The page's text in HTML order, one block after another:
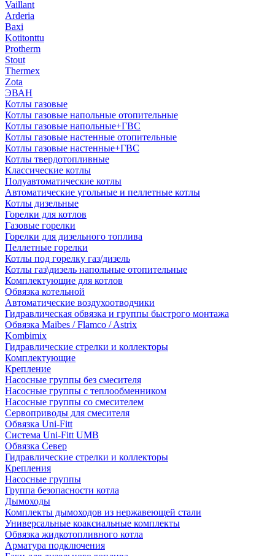
Vaillant
Arderia
Baxi
Kotitonttu
Protherm
Stout
Thermex
Zota
ЭВАН
Котлы газовые
Котлы газовые напольные отопительные
Котлы газовые напольные+ГВС
Котлы газовые настенные отопительные
Котлы газовые настенные+ГВС
Котлы твердотопливные
Классические котлы
Полуавтоматические котлы
Автоматические угольные и пеллетные котлы
Котлы дизельные
Горелки для котлов
Газовые горелки
Горелки для дизельного топлива
Пеллетные горелки
Котлы под горелку газ/дизель
Котлы газ\дизель напольные отопительные
Комплектующие для котлов
Обвязка котельной
Автоматические воздухоотводчики
Гидравлическая обвязка и группы быстрого монтажа
Обвязка Maibes / Flamco / Astrix
Kombimix
Гидравлические стрелки и коллекторы
Комплектующие
Крепление
Насосные группы без смесителя
Насосные группы с теплообменником
Насосные группы со смесителем
Сервоприводы для смесителя
Обвязка Uni-Fitt
Система Uni-Fitt UMB
Обвязка Север
Гидравлические стрелки и коллекторы
Крепления
Насосные группы
Группа безопасности котла
Дымоходы
Комплекты дымоходов из нержавеющей стали
Универсальные коаксиальные комплекты
Обвязка жидкотопливного котла
Арматура подключения